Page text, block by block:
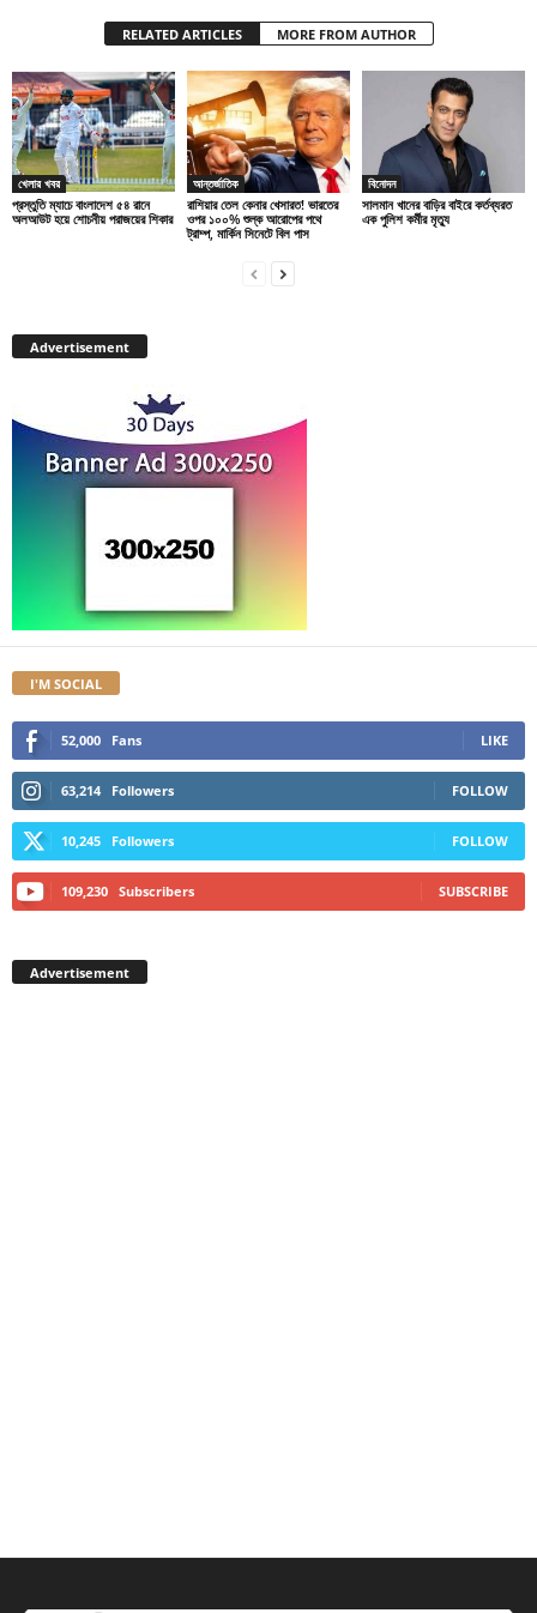
RELATED ARTICLES MORE FROM AUTHOR
খেলার খবর
প্রস্তুতি ম্যাচে বাংলাদেশ ৫৪ রানে
অলআউট হয়ে শোচনীয় পরাজয়ের শিকার
আন্তর্জাতিক
রাশিয়ার তেল কেনার খেসারত! ভারতের
ওপর ১০০% শুল্ক আরোপের পথে
ট্রাম্প, মার্কিন সিনেটে বিল পাস
বিনোদন
সালমান খানের বাড়ির বাইরে কর্তব্যরত
এক পুলিশ কর্মীর মৃত্যু
Advertisement
I'M SOCIAL
52,000 Fans LIKE
63,214 Followers FOLLOW
10,245 Followers FOLLOW
109,230 Subscribers SUBSCRIBE
Advertisement